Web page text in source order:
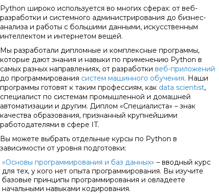
Python широко используется во многих сферах: от веб-
разработки и системного администрирования до бизнес-
анализа и работы с большими данными, искусственным
интеллектом и интернетом вещей.
Мы разработали дипломные и комплексные программы,
которые дают знания и навыки по применению Python в
самых разных направлениях, от разработки веб-приложений
до программирования систем машинного обучения. Наши
программы готовят к таким профессиям, как data scientist,
специалист по системам промышленной и домашней
автоматизации и другим. Диплом «Специалиста» – знак
качества образования, признанный крупнейшими
работодателями в сфере IT.
Вы можете выбрать отдельные курсы по Python в
зависимости от уровня подготовки:
«Основы программирования и баз данных» – вводный курс
для тех, у кого нет опыта программирования. Вы изучите
базовые принципы программирования и овладеете
начальными навыками кодирования.